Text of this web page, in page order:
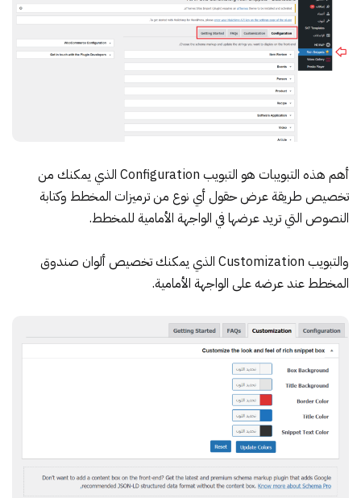
أهم هذه التبويبات هو التبويب Configuration الذي يمكنك من
تخصيص طريقة عرض حقول أي نوع من ترميزات المخطط وكتابة
النصوص التي تريد عرضها في الواجهة الأمامية للمخطط.
والتبويب Customization الذي يمكنك تخصيص ألوان صندوق
المخطط عند عرضه على الواجهة الأمامية.